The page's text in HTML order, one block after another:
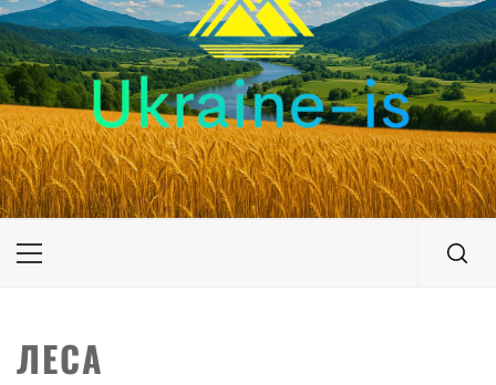
UKRAINE-IS
ПУТЕШЕСТВИЕ ПО УКРАИНЕ
Primary
ЛЕСА